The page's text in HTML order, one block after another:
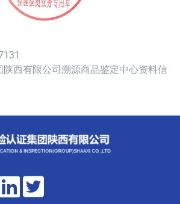
陕西有限公司溯源商品鉴定中心资料信